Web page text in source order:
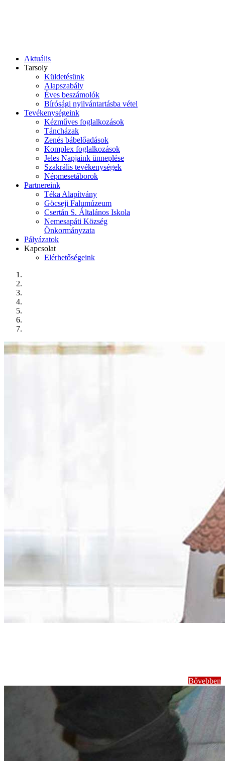
Aktuális
Tarsoly
Küldetésünk
Alapszabály
Éves beszámolók
Bírósági nyilvántartásba vétel
Tevékenységeink
Kézműves foglalkozások
Táncházak
Zenés bábelőadások
Komplex foglalkozások
Jeles Napjaink ünneplése
Szakrális tevékenységek
Népmesetáborok
Partnereink
Téka Alapítvány
Göcseji Falumúzeum
Csertán S. Általános Iskola
Nemesapáti Község
Önkormányzata
Pályázatok
Kapcsolat
Elérhetőségeink
Bővebben